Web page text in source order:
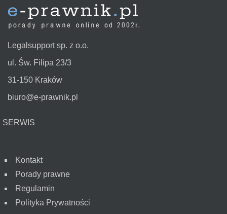
Legalsupport sp. z o.o.
ul. Św. Filipa 23/3
31-150 Kraków
biuro@e-prawnik.pl
SERWIS
Kontakt
Porady prawne
Regulamin
Polityka Prywatności